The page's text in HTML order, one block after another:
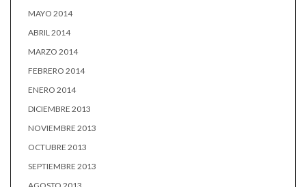
MAYO 2014
ABRIL 2014
MARZO 2014
FEBRERO 2014
ENERO 2014
DICIEMBRE 2013
NOVIEMBRE 2013
OCTUBRE 2013
SEPTIEMBRE 2013